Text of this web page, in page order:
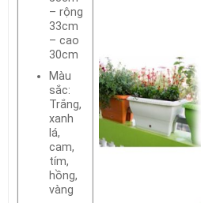
– rộng
33cm
– cao
30cm
Màu
sắc:
Trắng,
xanh
lá,
cam,
tím,
hồng,
vàng